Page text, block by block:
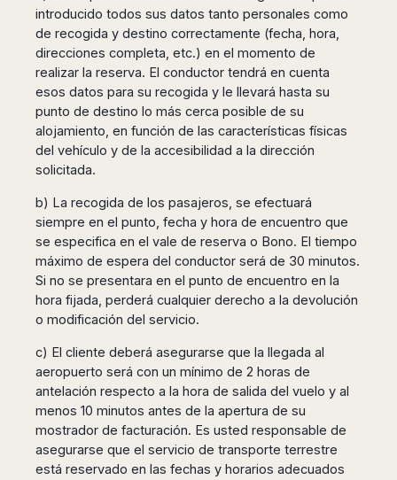
introducido todos sus datos tanto personales como
de recogida y destino correctamente (fecha, hora,
direcciones completa, etc.) en el momento de
realizar la reserva. El conductor tendrá en cuenta
esos datos para su recogida y le llevará hasta su
punto de destino lo más cerca posible de su
alojamiento, en función de las características físicas
del vehículo y de la accesibilidad a la dirección
solicitada.
b) La recogida de los pasajeros, se efectuará
siempre en el punto, fecha y hora de encuentro que
se especifica en el vale de reserva o Bono. El tiempo
máximo de espera del conductor será de 30 minutos.
Si no se presentara en el punto de encuentro en la
hora fijada, perderá cualquier derecho a la devolución
o modificación del servicio.
c) El cliente deberá asegurarse que la llegada al
aeropuerto será con un mínimo de 2 horas de
antelación respecto a la hora de salida del vuelo y al
menos 10 minutos antes de la apertura de su
mostrador de facturación. Es usted responsable de
asegurarse que el servicio de transporte terrestre
está reservado en las fechas y horarios adecuados